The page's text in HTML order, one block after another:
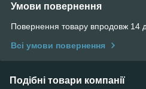
Умови повернення
Повернення товару впродовж 14
Всі умови повернення
Подібні товари компанії